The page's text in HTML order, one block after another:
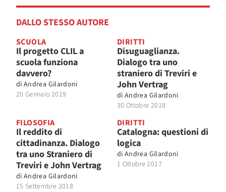
DALLO STESSO AUTORE
SCUOLA
Il progetto CLIL a
scuola funziona
davvero?
di Andrea Gilardoni
20 Gennaio 2019
DIRITTI
Disuguaglianza.
Dialogo tra uno
straniero di Treviri e
John Vertrag
di Andrea Gilardoni
30 Ottobre 2018
FILOSOFIA
Il reddito di
cittadinanza. Dialogo
tra uno Straniero di
Treviri e John Vertrag
di Andrea Gilardoni
15 Settembre 2018
DIRITTI
Catalogna: questioni di
logica
di Andrea Gilardoni
1 Ottobre 2017